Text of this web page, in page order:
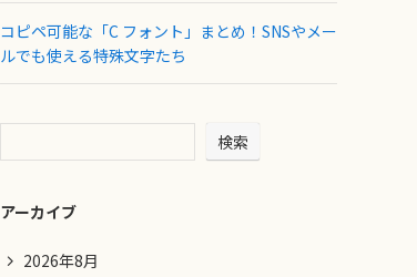
コピペ可能な「C フォント」まとめ！SNSやメー
ルでも使える特殊文字たち
検索
アーカイブ
2026年8月